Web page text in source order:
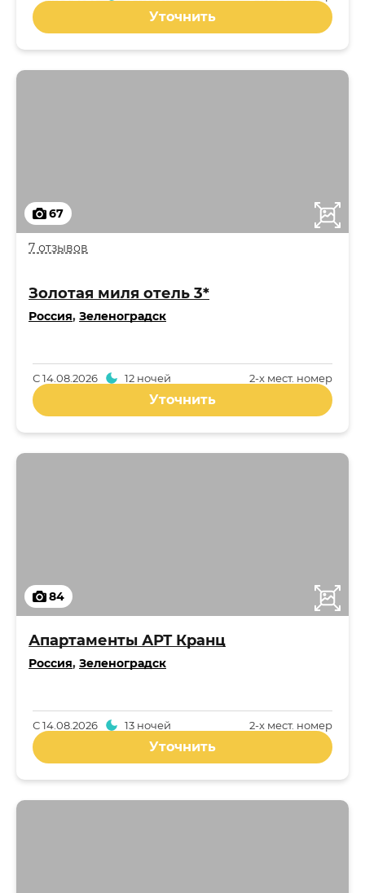
Уточнить
67
7 отзывов
Золотая миля отель 3*
Россия, Зеленоградск
2-x мест. номер
С14.08.2026 12 ночей
Уточнить
84
Апартаменты АРТ Кранц
Россия, Зеленоградск
2-x мест. номер
С14.08.2026 13 ночей
Уточнить